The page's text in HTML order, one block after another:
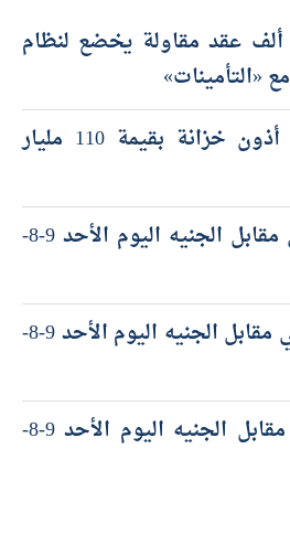
إتفاق بإنهاء أزمة 12 ألف عقد مقاولة يخضع لنظام